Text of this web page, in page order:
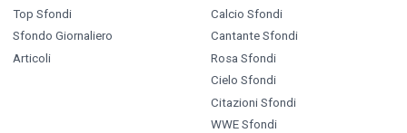
Top Sfondi
Sfondo Giornaliero
Articoli
Calcio Sfondi
Cantante Sfondi
Rosa Sfondi
Cielo Sfondi
Citazioni Sfondi
WWE Sfondi